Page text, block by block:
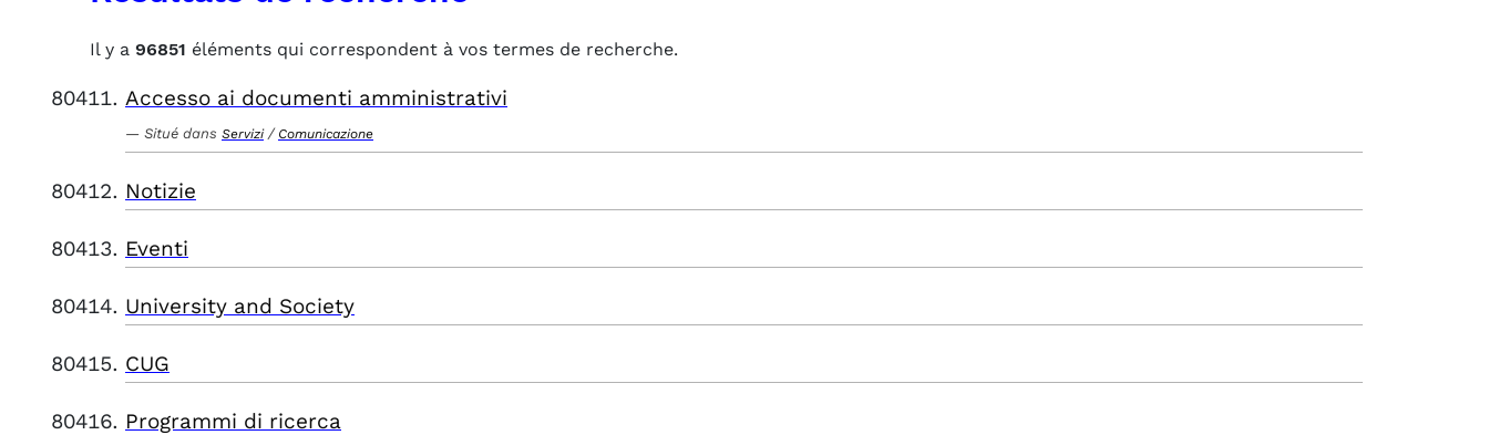
Il y a 96851 éléments qui correspondent à vos termes de recherche.
Accesso ai documenti amministrativi
Situé dans Servizi / Comunicazione
Notizie
Eventi
University and Society
CUG
Programmi di ricerca